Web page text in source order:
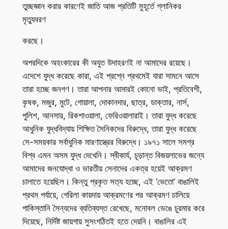
তুচ্ছজ্ঞান করার কারণেই জাতি আজ প্রতিটি মুহূর্তে গ্লানিকর
মৃত্যুবরণ
করছে।
অপরদিকে অহংকারের কী অযুত উদাহরণই না আমাদের রয়েছে।
এদেশে যুদ্ধ করেছে কারা, এই প্রশ্নে প্রথমেই যারা সামনে আসে
তারা হচ্ছে জনগণ। তারা আপনার আমারই কোনো ভাই, প্রতিবেশী,
কৃষক, মজুর, মুটে, গোয়ালা, দোকানদার, ছাত্র, ডাক্তার, নার্স,
পুলিশ, আনসার, রিকশাওয়ালা, ফেরিওয়ালারাই। তারা যুদ্ধ করেছে
আধুনিক যুদ্ধবিদ্যায় শিক্ষিত সৈনিকদের বিরুদ্ধে, তারা যুদ্ধ করেছে
সে-সময়কার সর্বাধুনিক মারণাস্ত্রের বিরুদ্ধে। ১৯৭১ সালে সমগ্র
বিশ্ব এমন অসম যুদ্ধ দেখেনি। স্বীকার্য, চূড়ান্ত বিজয়লাভের জন্যে
আমাদের জনযোদ্ধা ও ভারতীয় সেনাদের একত্র হয়েই আক্রমণ
চালাতে হয়েছিল। কিন্তু প্রকৃত সত্য হচ্ছে, এই ‘ভেতো’ বাঙালিই
প্রথম পর্যায়ে, গেরিলা কায়দায় আক্রমণের পর আক্রমণ চালিয়ে
পাকিস্তানি সৈন্যদের ব্যতিব্যস্ত রেখেছে, মনোবল ভেঙে চুরমার করে
দিয়েছে, নির্দিষ্ট জায়গায় সুসংগঠিতই হতে দেয়নি। বাঙালির এই